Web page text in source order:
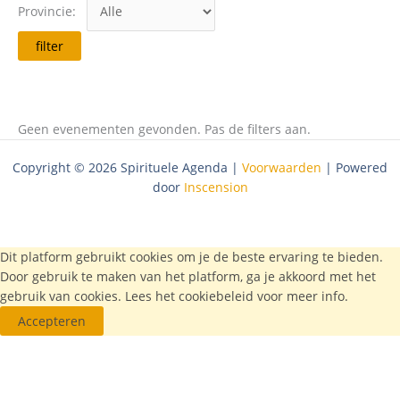
Provincie:
Geen evenementen gevonden. Pas de filters aan.
Copyright © 2026 Spirituele Agenda | Voorwaarden | Powered
door Inscension
Dit platform gebruikt cookies om je de beste ervaring te bieden.
Door gebruik te maken van het platform, ga je akkoord met het
gebruik van cookies. Lees het cookiebeleid voor meer info.
Accepteren